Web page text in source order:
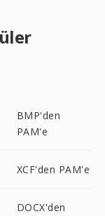
BMP'den
PAM'e
XCF'den PAM'e
DOCX'den